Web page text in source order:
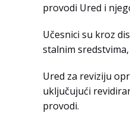
provodi Ured i
Učesnici su kroz
stalnim
Ured za reviziju
uključujući
provodi.